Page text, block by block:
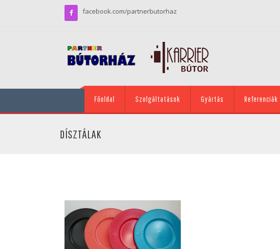
facebook.com/partnerbutorhaz
Főoldal Szolgáltatások Gyártás Referenciák
DÍSZTÁLAK